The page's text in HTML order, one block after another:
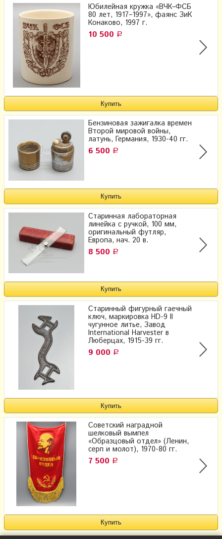
Юбилейная кружка «ВЧК–ФСБ
80 лет, 1917–1997», фаянс ЗиК
Конаково, 1997 г.
10 500 Р
Бензиновая зажигалка времен
Второй мировой войны,
латунь, Германия, 1930-40 гг.
6 500 Р
Старинная лабораторная
линейка с ручкой, 100 мм,
оригинальный футляр,
Европа, нач. 20 в.
8 500 Р
Старинный фигурный гаечный
ключ, маркировка HD-9 II
чугунное литье, Завод
International Harvester в
Люберцах, 1915-39 гг.
9 000 Р
Советский наградной
шелковый вымпел
«Образцовый отдел» (Ленин,
серп и молот), 1970-80 гг.
7 500 Р